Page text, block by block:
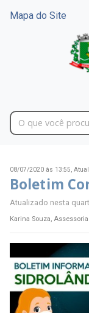
Mapa do Site
08/07/2020 às 13:55,
Boletim
Atualizado nesta
Karina Souza,